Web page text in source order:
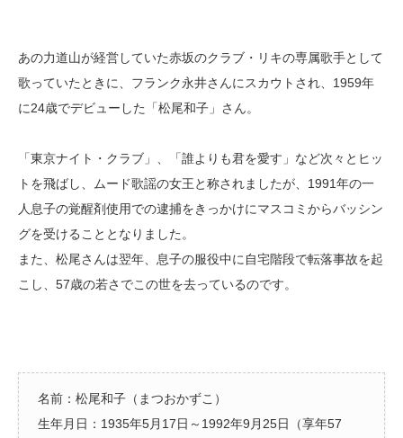
あの力道山が経営していた赤坂のクラブ・リキの専属歌手として
歌っていたときに、フランク永井さんにスカウトされ、1959年
に24歳でデビューした「松尾和子」さん。
「東京ナイト・クラブ」、「誰よりも君を愛す」など次々とヒッ
トを飛ばし、ムード歌謡の女王と称されましたが、1991年の一
人息子の覚醒剤使用での逮捕をきっかけにマスコミからバッシン
グを受けることとなりました。
また、松尾さんは翌年、息子の服役中に自宅階段で転落事故を起
こし、57歳の若さでこの世を去っているのです。
名前：松尾和子（まつおかずこ）
生年月日：1935年5月17日～1992年9月25日（享年57